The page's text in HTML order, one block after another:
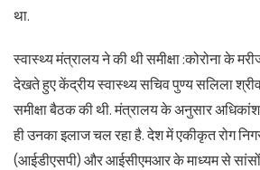
था.
स्वास्थ्य मंत्रालय ने की थी समीक्षा :कोरोना के
देखते हुए केंद्रीय स्वास्थ्य सचिव पुण्य सलिला
समीक्षा बैठक की थी. मंत्रालय के अनुसार
ही उनका इलाज चल रहा है. देश में एकीकृत रोग
(आईडीएसपी) और आईसीएमआर के माध्यम से सांसों